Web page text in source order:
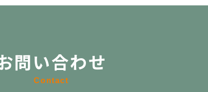
問い合わせ
Contact